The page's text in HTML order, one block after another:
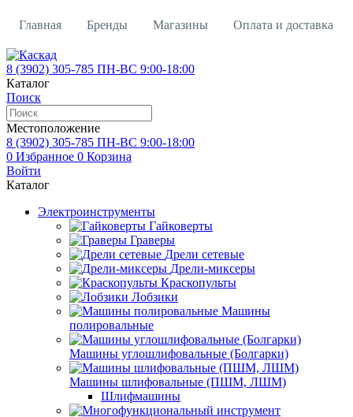
Главная Бренды Магазины Оплата и доставка
Контакты Кредит Вакансии
8 (3902) 305-785 ПН-ВС 9:00-18:00
Каталог
Поиск
Местоположение
8 (3902) 305-785 ПН-ВС 9:00-18:00
0 Избранное 0 Корзина
Войти
Каталог
Электроинструменты
Гайковерты
Граверы
Дрели сетевые
Дрели-миксеры
Краскопульты
Лобзики
Машины
полировальные
Машины углошлифовальные (Болгарки)
Машины шлифовальные (ПШМ, ЛШМ)
Шлифмашины